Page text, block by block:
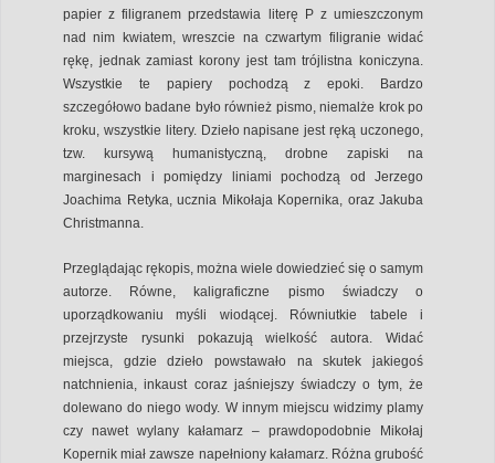
papier z filigranem przedstawia literę P z umieszczonym
nad nim kwiatem, wreszcie na czwartym filigranie widać
rękę, jednak zamiast korony jest tam trójlistna koniczyna.
Wszystkie te papiery pochodzą z epoki. Bardzo
szczegółowo badane było również pismo, niemalże krok po
kroku, wszystkie litery. Dzieło napisane jest ręką uczonego,
tzw. kursywą humanistyczną, drobne zapiski na
marginesach i pomiędzy liniami pochodzą od Jerzego
Joachima Retyka, ucznia Mikołaja Kopernika, oraz Jakuba
Christmanna.
Przeglądając rękopis, można wiele dowiedzieć się o samym
autorze. Równe, kaligraficzne pismo świadczy o
uporządkowaniu myśli wiodącej. Równiutkie tabele i
przejrzyste rysunki pokazują wielkość autora. Widać
miejsca, gdzie dzieło powstawało na skutek jakiegoś
natchnienia, inkaust coraz jaśniejszy świadczy o tym, że
dolewano do niego wody. W innym miejscu widzimy plamy
czy nawet wylany kałamarz – prawdopodobnie Mikołaj
Kopernik miał zawsze napełniony kałamarz. Różna grubość